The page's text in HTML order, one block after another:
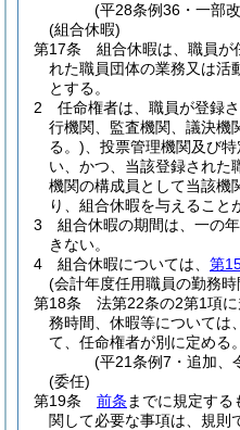
(平28条例36・一部
(組合休暇)
第17条
組合休暇は、職員が
れた職員団体の業務又は活
とする。
2
任命権者は、職員が登録
行機関、監査機関、議決機
る。) 、投票管理機関及び
い、かつ、当該登録された
機関の構成員として当該機
り、組合休暇を与えること
3
組合休暇の期間は、一の
きない。
4
組合休暇については、 第
(会計年度任用職員の勤務
第18条
法第22条の2第1項
務時間、休暇等については
て、任命権者が別に定める。
(平21条例7・追加、
(委任)
第19条
前条 までに規定する
関して必要な事項は、規則